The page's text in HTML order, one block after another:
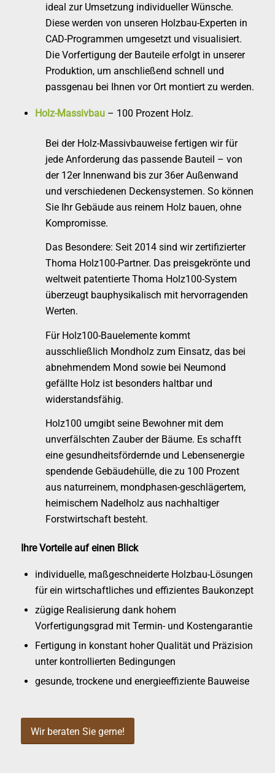
ideal zur Umsetzung individueller Wünsche.
Diese werden von unseren Holzbau-Experten in
CAD-Programmen umgesetzt und visualisiert.
Die Vorfertigung der Bauteile erfolgt in unserer
Produktion, um anschließend schnell und
passgenau bei Ihnen vor Ort montiert zu werden.
Holz-Massivbau – 100 Prozent Holz.
Bei der Holz-Massivbauweise fertigen wir für
jede Anforderung das passende Bauteil – von
der 12er Innenwand bis zur 36er Außenwand
und verschiedenen Deckensystemen. So können
Sie Ihr Gebäude aus reinem Holz bauen, ohne
Kompromisse.
Das Besondere: Seit 2014 sind wir zertifizierter
Thoma Holz100-Partner. Das preisgekrönte und
weltweit patentierte Thoma Holz100-System
überzeugt bauphysikalisch mit hervorragenden
Werten.
Für Holz100-Bauelemente kommt
ausschließlich Mondholz zum Einsatz, das bei
abnehmendem Mond sowie bei Neumond
gefällte Holz ist besonders haltbar und
widerstandsfähig.
Holz100 umgibt seine Bewohner mit dem
unverfälschten Zauber der Bäume. Es schafft
eine gesundheitsfördernde und Lebensenergie
spendende Gebäudehülle, die zu 100 Prozent
aus naturreinem, mondphasen-geschlägertem,
heimischem Nadelholz aus nachhaltiger
Forstwirtschaft besteht.
Ihre Vorteile auf einen Blick
individuelle, maßgeschneiderte Holzbau-Lösungen
für ein wirtschaftliches und effizientes Baukonzept
zügige Realisierung dank hohem
Vorfertigungsgrad mit Termin- und Kostengarantie
Fertigung in konstant hoher Qualität und Präzision
unter kontrollierten Bedingungen
gesunde, trockene und energieeffiziente Bauweise
Wir beraten Sie gerne!